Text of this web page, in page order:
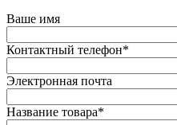
Ваше имя
Контактный телефон*
Электронная почта
Название товара*